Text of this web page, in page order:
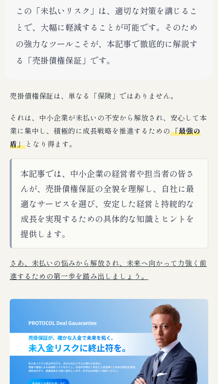
この「未払いリスク」は、適切な対策を講じるこ
とで、大幅に軽減することが可能です。そのため
の強力なツールこそが、本記事で徹底的に解説す
る「売掛債権保証」です。
売掛債権保証は、単なる「保険」ではありません。
それは、中小企業が未払いの不安から解放され、安心して本
業に集中し、積極的に成長戦略を推進するための「最強の
盾」 となり得ます。
本記事では、中小企業の経営者や担当者の皆さ
んが、売掛債権保証の全貌を理解し、自社に最
適なサービスを選び、安定した経営と持続的な
成長を実現するための具体的な知識とヒントを
提供します。
さあ、未払いの悩みから解放され、未来へ向かって力強く前
進するための第一歩を踏み出しましょう。